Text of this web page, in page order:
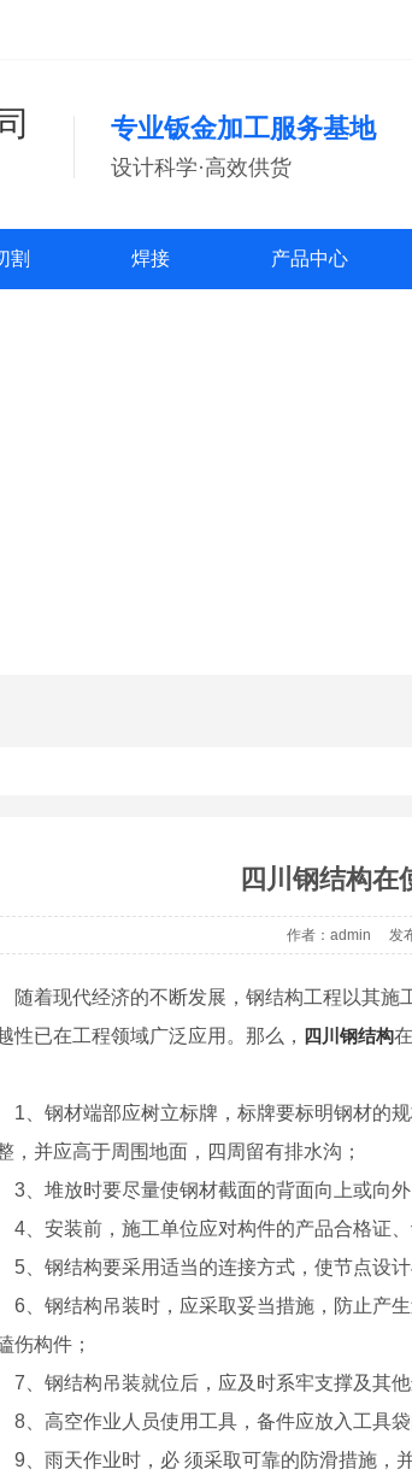
专业钣金加工服务基地
设计科学·高效供货
割 焊接 产品中心
四川钢结构在
作者：admin 发
随着现代经济的不断发展，钢结构工程以其
性已在工程领域广泛应用。那么， 四川钢结构
1、钢材端部应树立标牌，标牌要标明钢材的
，并应高于周围地面，四周留有排水沟；
3、堆放时要尽量使钢材截面的背面向上或向
4、安装前，施工单位应对构件的产品合格证
5、钢结构要采用适当的连接方式，使节点设
6、钢结构吊装时，应采取妥当措施，防止产
伤构件；
7、钢结构吊装就位后，应及时系牢支撑及其
8、高空作业人员使用工具，备件应放入工具
9、雨天作业时，必 须采取可靠的防滑措施，